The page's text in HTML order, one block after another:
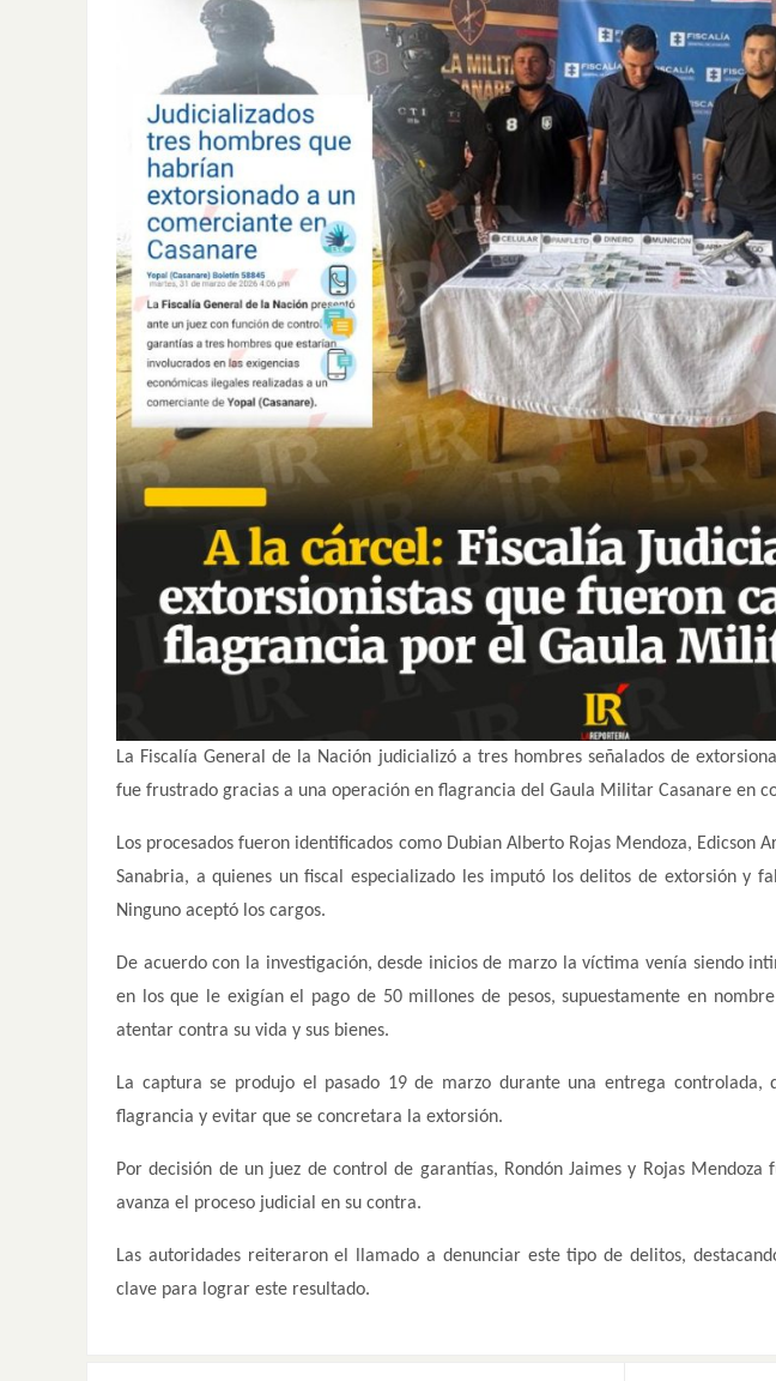
La Fiscalía General de la Nación judicializó a tres hombres señalados de
fue frustrado gracias a una operación en flagrancia del Gaula Militar Casanare en
Los procesados fueron identificados como Dubian Alberto Rojas Mendoza, Edicson
Sanabria, a quienes un fiscal especializado les imputó los delitos de extorsión y
Ninguno aceptó los cargos.
De acuerdo con la investigación, desde inicios de marzo la víctima venía siendo
en los que le exigían el pago de 50 millones de pesos, supuestamente en
atentar contra su vida y sus bienes.
La captura se produjo el pasado 19 de marzo durante una entrega
flagrancia y evitar que se concretara la extorsión.
Por decisión de un juez de control de garantías, Rondón Jaimes y Rojas
avanza el proceso judicial en su contra.
Las autoridades reiteraron el llamado a denunciar este tipo de delitos,
clave para lograr este resultado.